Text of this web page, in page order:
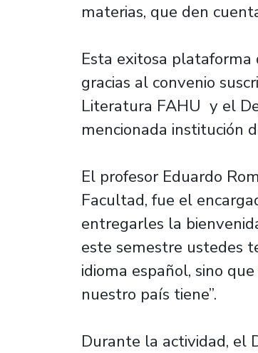
materias, que den
Esta exitosa
gracias al convenio
Literatura FAHU y el
mencionada institución
El profesor Eduardo
Facultad, fue el
entregarles la
este semestre ustedes
idioma español, sino
nuestro país tiene”.
Durante la actividad, el